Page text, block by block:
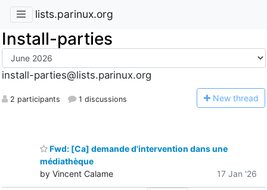
lists.parinux.org
Install-parties
install-parties@lists.parinux.org
2 participants 1 discussions New thread
Fwd: [Ca] demande d'intervention dans une
médiathèque
by Vincent Calame
17 Jan '26